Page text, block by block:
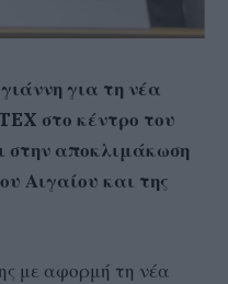
για τη νέα
στο κέντρο του
στην αποκλιμάκωση
Αιγαίου και της
με αφορμή τη νέα